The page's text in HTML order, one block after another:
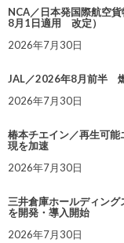
NCA／日本発国際航空
8月1日適用 改定）
2026年7月30日
JAL／2026年8月前半
2026年7月30日
椿本チエイン／再生可
現を加速
2026年7月30日
三井倉庫ホールディング
を開発・導入開始
2026年7月30日